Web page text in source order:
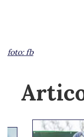
foto:fb